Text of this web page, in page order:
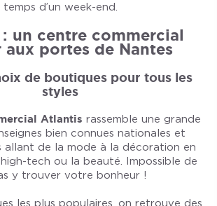
temps d’un week-end.
un centre commercial
aux portes de Nantes
de boutiques pour tous les
styles
Atlantis rassemble une grande
bien connues nationales et
allant de la mode à la décoration en
tech ou la beauté. Impossible de
y trouver votre bonheur !
les plus populaires, on retrouve des